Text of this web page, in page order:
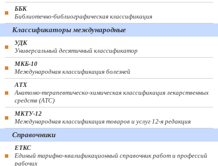
ББК
Библиотечно-библиографическая классификация
Классификаторы международные
УДК
Универсальный десятичный классификатор
МКБ-10
Международная классификация болезней
АТХ
Анатомо-терапевтическо-химическая классификация лекарственных
средств (ATC)
МКТУ-12
Международная классификация товаров и услуг 12-я редакция
Справочники
ЕТКС
Единый тарифно-квалификационный справочник работ и профессий
рабочих